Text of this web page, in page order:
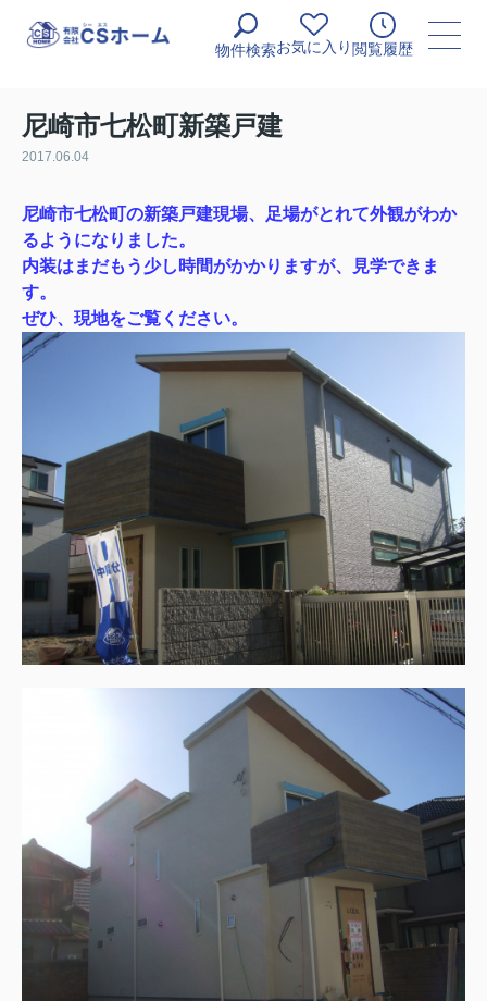
物件検索お気に入り 閲覧履歴
尼崎市七松町新築戸建
2017.06.04
尼崎市七松町の新築戸建現場、足場がとれて外観がわか
るようになりました。
内装はまだもう少し時間がかかりますが、見学できま
す。
ぜひ、現地をご覧ください。